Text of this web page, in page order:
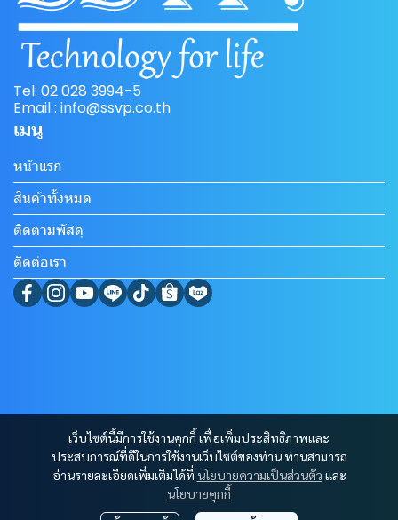
เว็บไซต์นี้มีการใช้งานคุกกี้ เพื่อเพิ่มประสิทธิภาพและ
ประสบการณ์ที่ดีในการใช้งานเว็บไซต์ของท่าน ท่านสามารถ
อ่านรายละเอียดเพิ่มเติมได้ที่ นโยบายความเป็นส่วนตัว และ
นโยบายคุกกี้
Tel: 02 028 3994-5
Email : info@ssvp.co.th
เมนู
หน้าแรก
สินค้าทั้งหมด
ติดตามพัสดุ
ติดต่อเรา